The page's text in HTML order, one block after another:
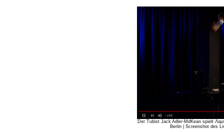
Der Tubist Jack Adler-MdKean spielt
Berlin | Screenshot des